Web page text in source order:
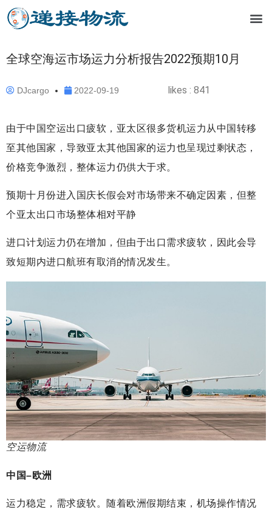
全球空海运市场运力分析报告2022预期10月
DJcargo 2022-09-19 likes :841
由于中国空运出口疲软，亚太区很多货机运力从中国转移
至其他国家，导致亚太其他国家的运力也呈现过剩状态，
价格竞争激烈，整体运力仍供大于求。
预期十月份进入国庆长假会对市场带来不确定因素，但整
个亚太出口市场整体相对平静
进口计划运力仍在增加，但由于出口需求疲软，因此会导
致短期内进口航班有取消的情况发生。
空运物流
中国–欧洲
运力稳定，需求疲软。随着欧洲假期结束，机场操作情况